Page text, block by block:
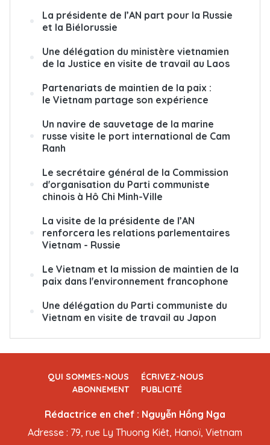
La présidente de l’AN part pour la Russie
et la Biélorussie
Une délégation du ministère vietnamien
de la Justice en visite de travail au Laos
Partenariats de maintien de la paix :
le Vietnam partage son expérience
Un navire de sauvetage de la marine
russe visite le port international de Cam
Ranh
Le secrétaire général de la Commission
d'organisation du Parti communiste
chinois à Hô Chi Minh-Ville
La visite de la présidente de l’AN
renforcera les relations parlementaires
Vietnam - Russie
Le Vietnam et la mission de maintien de la
paix dans l'environnement francophone
Une délégation du Parti communiste du
Vietnam en visite de travail au Japon
QUI SOMMES-NOUS
ÉCRIVEZ-NOUS
ABONNEMENT
PUBLICITÉ
Rédactrice en chef : Nguyễn Hồng Nga
Adresse : 79, rue Ly Thuong Kiêt, Hanoï, Vietnam